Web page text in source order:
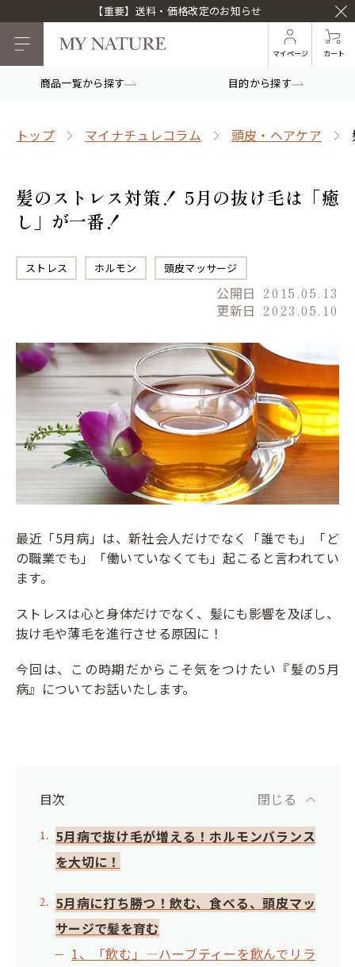
【重要】送料・価格改定のお知らせ
マイページ カート
商品一覧から探す 目的から探す
トップ マイナチュレコラム 頭皮・ヘアケア
髪のストレス対策！ 5月の抜け毛は「癒
し」が一番！
ストレス ホルモン 頭皮マッサージ
公開日 2015.05.13
更新日 2023.05.10
最近「5月病」は、新社会人だけでなく「誰でも」「ど
の職業でも」「働いていなくても」起こると言われてい
ます。
ストレスは心と身体だけでなく、髪にも影響を及ぼし、
抜け毛や薄毛を進行させる原因に！
今回は、この時期だからこそ気をつけたい『髪の5月
病』についてお話いたします。
目次
5月病で抜け毛が増える！ ホルモンバランス
を大切に！
5月病に打ち勝つ！ 飲む、食べる、頭皮マッ
サージで髪を育む
1、「飲む」―ハーブティーを飲んでリラ
閉じる